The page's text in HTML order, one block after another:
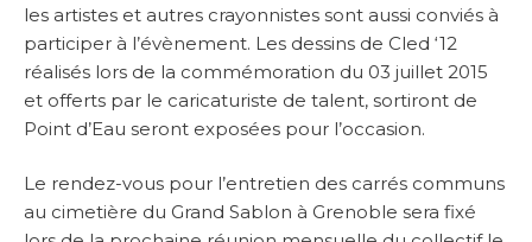
les artistes et autres crayonnistes sont aussi conviés à
participer à l’évènement. Les dessins de Cled ‘12
réalisés lors de la commémoration du 03 juillet 2015
et offerts par le caricaturiste de talent, sortiront de
Point d’Eau seront exposées pour l’occasion.
Le rendez-vous pour l’entretien des carrés communs
au cimetière du Grand Sablon à Grenoble sera fixé